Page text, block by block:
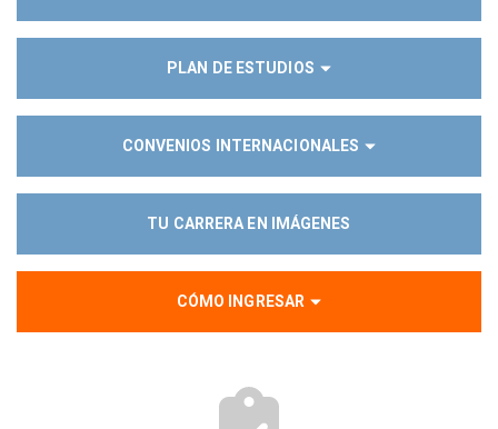
PLAN DE ESTUDIOS
CONVENIOS INTERNACIONALES
TU CARRERA EN IMÁGENES
CÓMO INGRESAR